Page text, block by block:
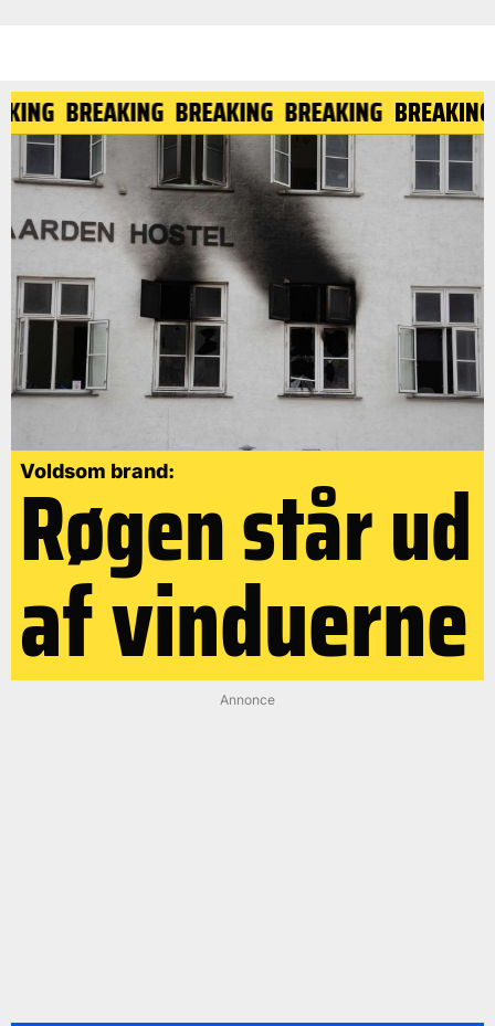
BREAKING BREAKING BREAKING
Voldsom brand:
Røgen står ud
af vinduerne
Annonce